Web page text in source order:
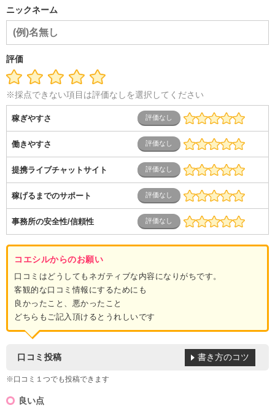
ム開発・SE・インフラ）
導体・制御）
警備・交通・建築・土木技術職
医療・福祉・
介護
その他
ス
士業・コンサルティング 金融・商社
不動産・保険・サ
ービス
専業主婦（夫）
営業
ニックネーム
評価
※採点できない項目は評価なしを選択してください
稼ぎやすさ
働きやすさ
提携ライブチャットサイト
稼げるまでのサポート
事務所の安全性/信頼性
コエシルからのお願い
口コミはどうしてもネガティブな内容になりがちです。
客観的な口コミ情報にするためにも
良かったこと、悪かったこと
どちらもご記入頂けるとうれしいです
口コミ投稿
※口コミ１つでも投稿できます
書き方のコツ
良い点